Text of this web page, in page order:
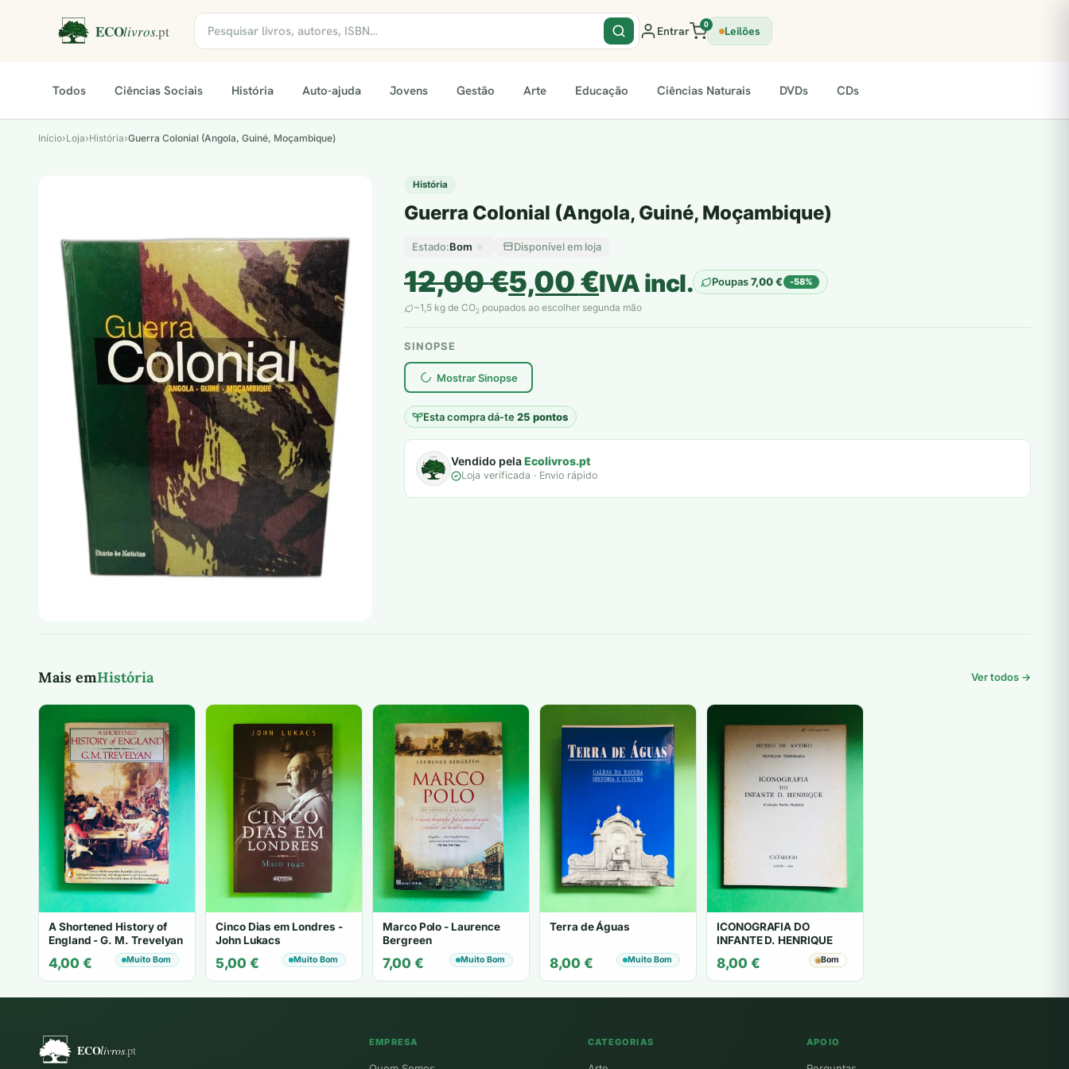
Entrar 0 Leilões
Todos Ciências Sociais História Auto-ajuda Jovens Gestão Arte Educação Ciências Naturais DVDs CDs
Início›Loja›História›Guerra Colonial (Angola, Guiné, Moçambique)
História
Guerra Colonial (Angola, Guiné, Moçambique)
Estado:Bom Disponível em loja
12,00€
O
preço
original
era:
12,00 €.
5,00€
O
preço
atual
é:
5,00 €.
IVA incl. Poupas7,00€ -58%
~1,5 kg de CO2 poupados ao escolher segunda mão
SINOPSE
Mostrar Sinopse
Esta compra dá-te25 pontos
plantar árvores reais
Vendido pelaEcolivros.pt
Loja verificada · Envio rápido
Mais emHistória Ver todos →
A Shortened History of
England - G. M. Trevelyan
4,00 € Muito Bom
Cinco Dias em Londres -
John Lukacs
5,00 € Muito Bom
Marco Polo - Laurence
Bergreen
7,00 € Muito Bom
Terra de Águas
8,00 € Muito Bom
ICONOGRAFIA DO
INFANTE D. HENRIQUE
8,00 € Bom
EMPRESA CATEGORIAS APOIO